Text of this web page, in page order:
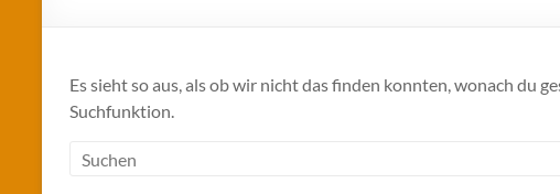
Es sieht so aus, als ob wir nicht das finden konnten, wonach du
Suchfunktion.